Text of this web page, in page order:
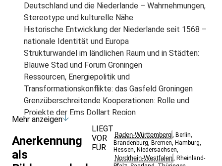
Deutschland und die Niederlande – Wahrnehmungen,
Stereotype und kulturelle Nähe
Historische Entwicklung der Niederlande seit 1568 –
nationale Identität und Europa
Strukturwandel im ländlichen Raum und in Städten:
Blauwe Stad und Forum Groningen
Ressourcen, Energiepolitik und
Transformationskonflikte: das Gasfeld Groningen
Grenzüberschreitende Kooperationen: Rolle und
Projekte der Ems Dollart Region
Die Niederlande in der EU – politische Bedeutung,
Herausforderungen, Perspektiven
Zukunft der Zusammenarbeit – gemeinsame Chancen
in einem Europa der Regionen
Mehr anzeigen
Anerkennung
als
LIEGT
VOR
FÜR
Baden-Württemberg, Berlin,
Brandenburg, Bremen, Hamburg,
Hessen, Niedersachsen,
Nordrhein-Westfalen, Rheinland-